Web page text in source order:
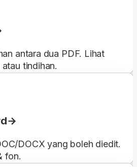
antara dua PDF. Lihat
tindihan.
DOCX yang boleh diedit.
fon.